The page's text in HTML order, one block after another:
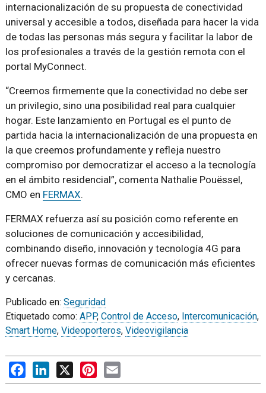
internacionalización de su propuesta de conectividad
universal y accesible a todos, diseñada para hacer la vida
de todas las personas más segura y facilitar la labor de
los profesionales a través de la gestión remota con el
portal MyConnect.
“Creemos firmemente que la conectividad no debe ser
un privilegio, sino una posibilidad real para cualquier
hogar. Este lanzamiento en Portugal es el punto de
partida hacia la internacionalización de una propuesta en
la que creemos profundamente y refleja nuestro
compromiso por democratizar el acceso a la tecnología
en el ámbito residencial”, comenta Nathalie Pouëssel,
CMO en FERMAX.
FERMAX refuerza así su posición como referente en
soluciones de comunicación y accesibilidad,
combinando diseño, innovación y tecnología 4G para
ofrecer nuevas formas de comunicación más eficientes
y cercanas.
Publicado en: Seguridad
Etiquetado como: APP, Control de Acceso, Intercomunicación,
Smart Home, Videoporteros, Videovigilancia
FacebookLinkedIn
X PinterestEmail